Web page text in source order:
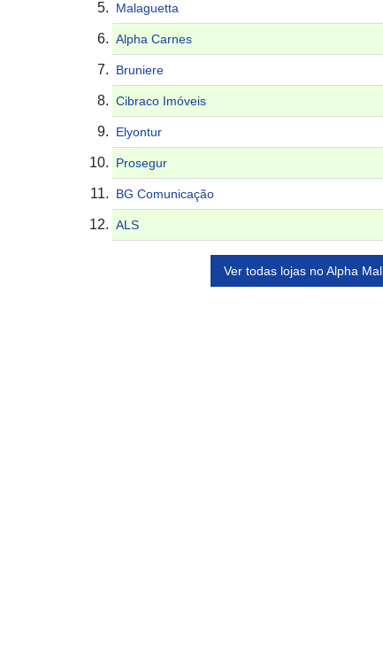
Malaguetta
Alpha Carnes
Bruniere
Cibraco Imóveis
Elyontur
Prosegur
BG Comunicação
ALS
Ver todas lojas no Alpha